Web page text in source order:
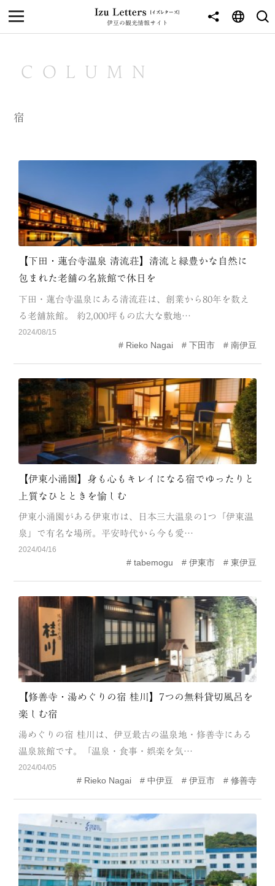
伊豆の観光情報サイト
MENU
NEWS
JOURNEY
南伊豆
北伊豆
中伊豆
CATEGORY
岬
花
池・滝・川 山・公園・棚田
町並み 観光施設
動物と触れ合える場所 カフェ・スイーツ
神社仏閣 食
洞窟・島
ABOUT
EVENT
ACCESS
COLUMN
LINK
COLUMN
宿
【下田・蓮台寺温泉 清流荘】清流と緑豊かな自然に
包まれた老舗の名旅館で休日を
下田・蓮台寺温泉にある清流荘は、創業から80年を数え
る老舗旅館。 約2,000坪もの広大な敷地…
2024/08/15
Rieko Nagai 下田市 南伊豆
【伊東小涌園】身も心もキレイになる宿でゆったりと
上質なひとときを愉しむ
伊東小涌園がある伊東市は、日本三大温泉の1つ「伊東温
泉」で有名な場所。平安時代から今も愛…
2024/04/16
tabemogu 伊東市 東伊豆
【修善寺・湯めぐりの宿 桂川】7つの無料貸切風呂を
楽しむ宿
湯めぐりの宿 桂川は、伊豆最古の温泉地・修善寺にある
温泉旅館です。「温泉・食事・娯楽を気…
2024/04/05
Rieko Nagai 中伊豆 伊豆市 修善寺